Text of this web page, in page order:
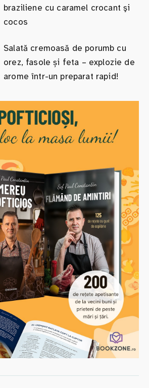
braziliene cu caramel crocant şi
cocos
Salată cremoasă de porumb cu
orez, fasole și feta – explozie de
arome într-un preparat rapid!